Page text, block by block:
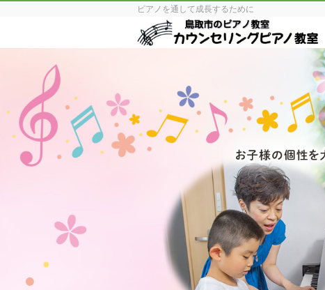
ピアノを通して成長するために